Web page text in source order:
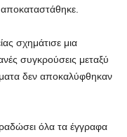
αποκαταστάθηκε.
σχημάτισε μια
συγκρούσεις μεταξύ
δεν αποκαλύφθηκαν
όλα τα έγγραφα